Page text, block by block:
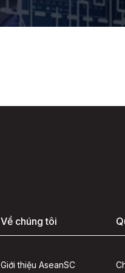
Về chúng tôi
Giới thiệu AseanSC